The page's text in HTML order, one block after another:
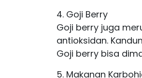
4. Goji Berry
Goji berry juga
antioksidan.
Goji berry bisa
5. Makanan